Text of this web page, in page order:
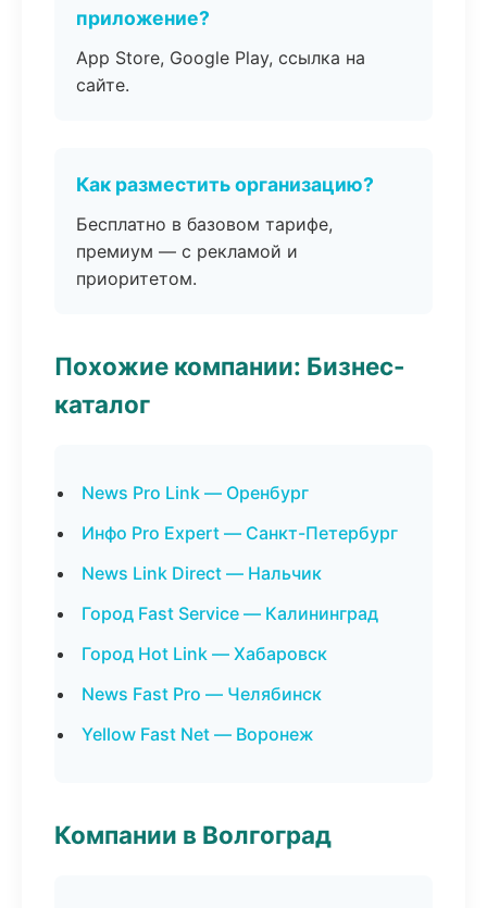
приложение?
App Store, Google Play, ссылка на
сайте.
Как разместить организацию?
Бесплатно в базовом тарифе,
премиум — с рекламой и
приоритетом.
Похожие компании: Бизнес-
каталог
News Pro Link — Оренбург
Инфо Pro Expert — Санкт-Петербург
News Link Direct — Нальчик
Город Fast Service — Калининград
Город Hot Link — Хабаровск
News Fast Pro — Челябинск
Yellow Fast Net — Воронеж
Компании в Волгоград